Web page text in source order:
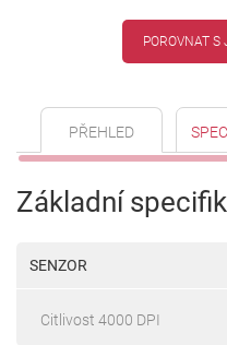
POROVNAT S
PŘEHLED
Základní
SENZOR
Citlivost 4000 DPI